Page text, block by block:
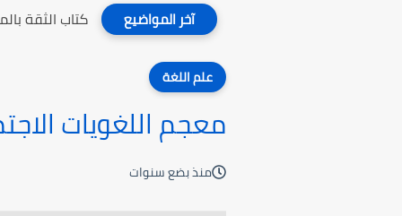
آخر المواضيع كتاب الثقة
علم اللغة
معجم اللغويات
منذ بضع سنوات